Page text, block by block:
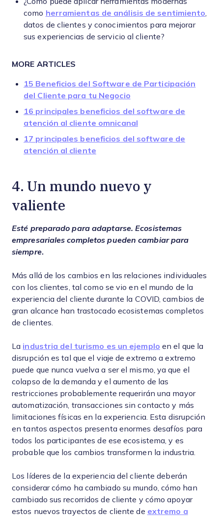
como herramientas de análisis de sentimiento
datos de clientes y conocimientos para mejorar
sus experiencias de servicio al cliente?
MORE ARTICLES
15 Beneficios del Software de Participación
del Cliente para tu Negocio
16 principales beneficios del software de
atención al cliente omnicanal
17 principales beneficios del software de
atención al cliente
4. Un mundo nuevo y
valiente
Esté preparado para adaptarse. Ecosistemas
empresariales completos pueden cambiar para
siempre.
Más allá de los cambios en las relaciones individuales
con los clientes, tal como se vio en el mundo de la
experiencia del cliente durante la COVID, cambios de
gran alcance han trastocado ecosistemas completos
de clientes.
La industria del turismo es un ejemplo en el que la
disrupción es tal que el viaje de extremo a extremo
puede que nunca vuelva a ser el mismo, ya que el
colapso de la demanda y el aumento de las
restricciones probablemente requerirán una mayor
automatización, transacciones sin contacto y más
limitaciones físicas en la experiencia. Esta disrupción
en tantos aspectos presenta enormes desafíos para
todos los participantes de ese ecosistema, y es
probable que los cambios transformen la industria.
Los líderes de la experiencia del cliente deberán
considerar cómo ha cambiado su mundo, cómo han
cambiado sus recorridos de cliente y cómo apoyar
estos nuevos trayectos de cliente de extremo a